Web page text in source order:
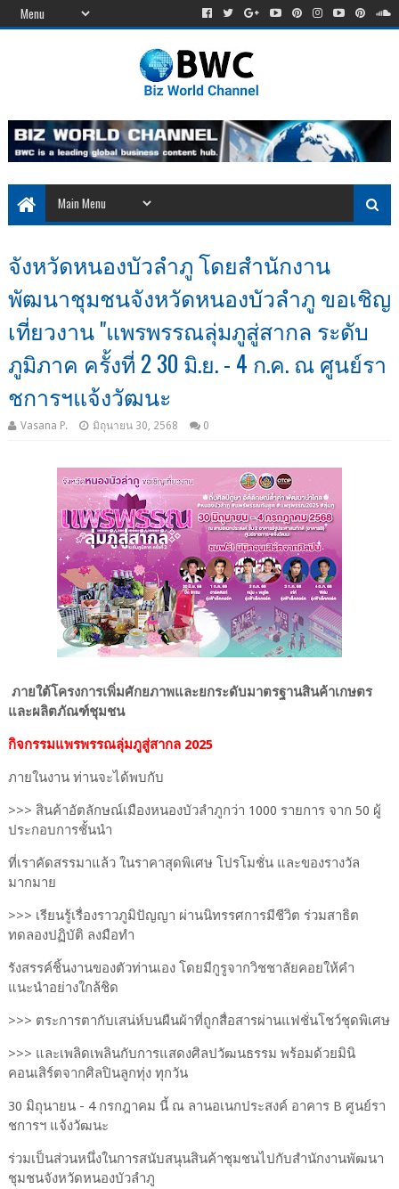
จังหวัดหนองบัวลำภู โดยสำนักงาน
พัฒนาชุมชนจังหวัดหนองบัวลำภู ขอเชิญ
เที่ยวงาน "แพรพรรณลุ่มภูสู่สากล ระดับ
ภูมิภาค ครั้งที่ 2 30 มิ.ย. - 4 ก.ค. ณ ศูนย์รา
ชการฯแจ้งวัฒนะ
Vasana P. มิถุนายน 30, 2568 0
ภายใต้โครงการเพิ่มศักยภาพและยกระดับมาตรฐานสินค้าเกษตร
และผลิตภัณฑ์ชุมชน
กิจกรรมแพรพรรณลุ่มภูสู่สากล 2025
ภายในงาน ท่านจะได้พบกับ
>>> สินค้าอัตลักษณ์เมืองหนองบัวลำภูกว่า 1000 รายการ จาก 50 ผู้
ประกอบการชั้นนำ
ที่เราคัดสรรมาแล้ว ในราคาสุดพิเศษ โปรโมชั่น และของรางวัล
มากมาย
>>> เรียนรู้เรื่องราวภูมิปัญญา ผ่านนิทรรศการมีชีวิต ร่วมสาธิต
ทดลองปฏิบัติ ลงมือทำ
รังสรรค์ชิ้นงานของตัวท่านเอง โดยมีกูรูจากวิชชาลัยคอยให้คำ
แนะนำอย่างใกล้ชิด
>>> ตระการตากับเสน่ห์บนผืนผ้าที่ถูกสื่อสารผ่านแฟชั่นโชว์ชุดพิเศษ
>>> และเพลิดเพลินกับการแสดงศิลปวัฒนธรรม พร้อมด้วยมินิ
คอนเสิร์ตจากศิลปินลูกทุ่ง ทุกวัน
30 มิถุนายน - 4 กรกฎาคม นี้ ณ ลานอเนกประสงค์ อาคาร B ศูนย์รา
ชการฯ แจ้งวัฒนะ
ร่วมเป็นส่วนหนึ่งในการสนับสนุนสินค้าชุมชนไปกับสำนักงานพัฒนา
ชุมชนจังหวัดหนองบัวลำภู